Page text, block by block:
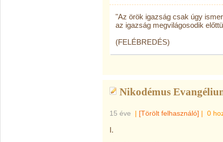
"Az örök igazság csak úgy
az igazság megvilágosodik
(FELÉBREDÉS)
Nikodémus
15 éve | [Törölt felhasználó] | 0
I.